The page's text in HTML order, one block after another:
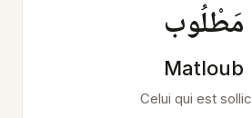
مَطْلُوب
Matloub
Celui qui est